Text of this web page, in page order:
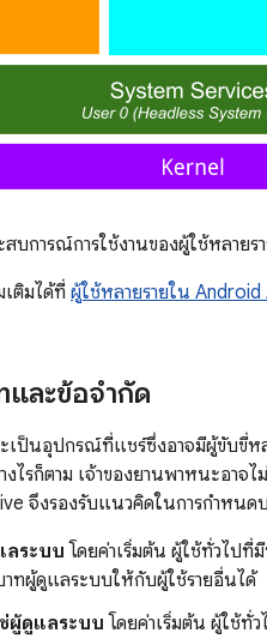
สบการณ์การใช้งานของผู้ใช้หลายร
ติมได้ที่ ผู้ใช้หลายรายใน
ละข้อจำกัด
เป็นอุปกรณ์ที่แชร์ซึ่งอาจมีผู้ขับขี่ห
งไรก็ตาม เจ้าของยานพาหนะอา
จึงรองรับแนวคิดในการกำหน
ลระบบ โดยค่าเริ่มต้น ผู้ใช้ทั่วไป
ทผู้ดูแลระบบให้กับผู้ใช้รายอื่นได้
ช่ผู้ดูแลระบบ โดยค่าเริ่มต้น ผู้ใช้ทั่